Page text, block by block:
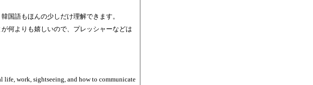
国語もほんの少しだけ理解できます。
何よりも嬉しいので、プレッシャーなどは
life, work, sightseeing, and how to communicate